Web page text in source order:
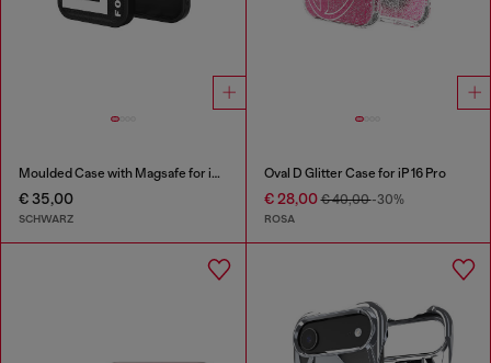
Moulded Case with Magsafe for iP 16 Pro
€ 35,00
SCHWARZ
Oval D Glitter Case for iP 16 Pro
€ 28,00€ 40,00-30%
ROSA